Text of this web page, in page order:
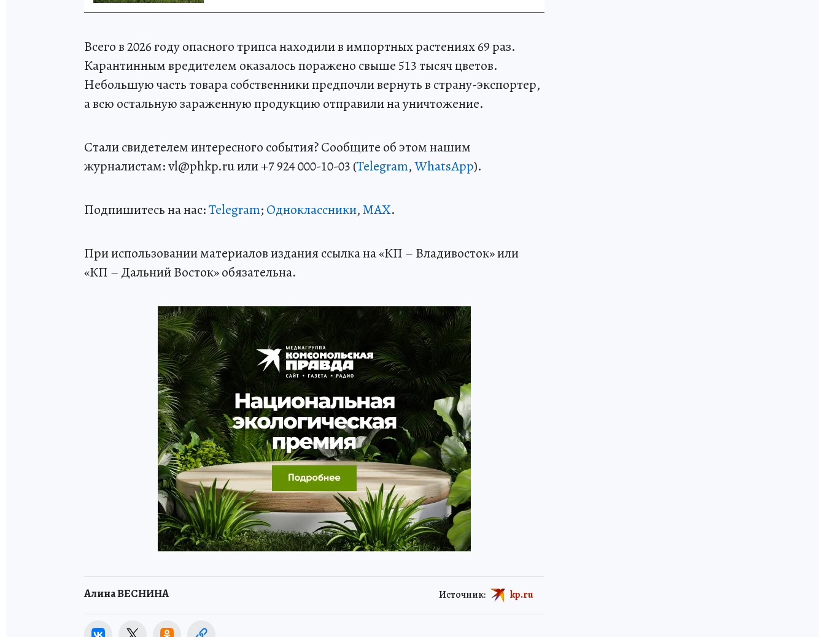
Всего в 2026 году опасного трипса находили в импортных растениях 69 раз.
Карантинным вредителем оказалось поражено свыше 513 тысяч цветов.
Небольшую часть товара собственники предпочли вернуть в страну-экспортер,
а всю остальную зараженную продукцию отправили на уничтожение.
Стали свидетелем интересного события? Сообщите об этом нашим
журналистам: vl@phkp.ru или +7 924 000-10-03 (Telegram,WhatsApp).
Подпишитесь на нас:Telegram; Одноклассники,MAX.
При использовании материалов издания ссылка на «КП – Владивосток» или
«КП – Дальний Восток» обязательна.
Алина ВЕСНИНА Источник: kp.ru